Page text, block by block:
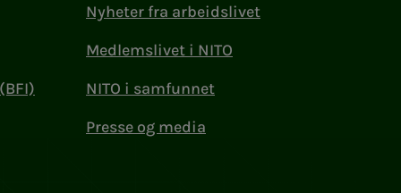
Nyheter fra arbeidslivet
Medlemslivet i NITO
NITO i samfunnet
Presse og media